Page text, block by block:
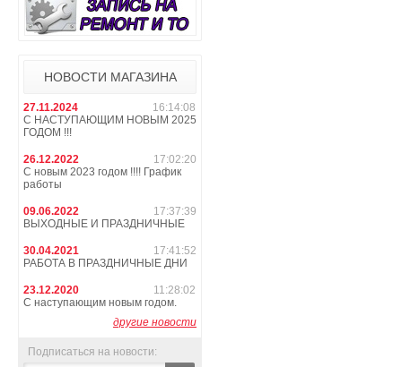
НОВОСТИ МАГАЗИНА
27.11.2024
16:14:08
С НАСТУПАЮЩИМ НОВЫМ 2025
ГОДОМ !!!
26.12.2022
17:02:20
С новым 2023 годом !!!! График
работы
09.06.2022
17:37:39
ВЫХОДНЫЕ И ПРАЗДНИЧНЫЕ
30.04.2021
17:41:52
РАБОТА В ПРАЗДНИЧНЫЕ ДНИ
23.12.2020
11:28:02
С наступающим новым годом.
другие новости
Подписаться на новости: